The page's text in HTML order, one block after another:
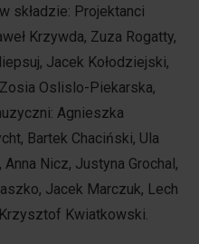
składzie: Projektanci
Krzywda, Zuza Rogatty,
Jacek Kołodziejski,
Oslislo-Piekarska,
Agnieszka
Bartek Chaciński, Ula
Nicz, Justyna Grochal,
Jacek Marczuk, Lech
Kwiatkowski.